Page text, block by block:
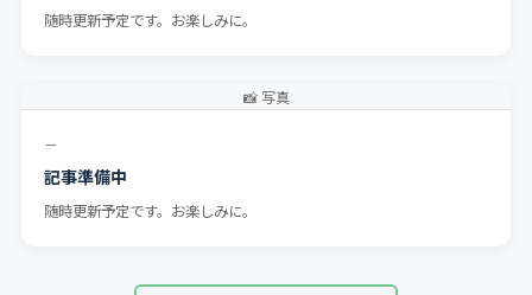
随時更新予定です。お楽しみに。
📸 写真
－
記事準備中
随時更新予定です。お楽しみに。